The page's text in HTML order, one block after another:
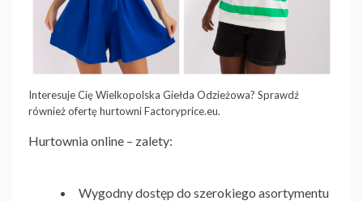
Interesuje Cię Wielkopolska Giełda Odzieżowa? Sprawdź
również ofertę hurtowni Factoryprice.eu.
Hurtownia online – zalety:
Wygodny dostęp do szerokiego asortymentu